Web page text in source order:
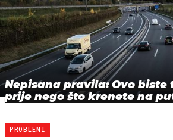
Nepisana pravila: Ovo
prije nego što krenete na
PROBLEMI